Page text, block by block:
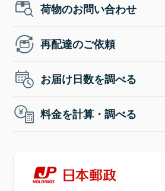
荷物のお問い合わせ
再配達のご依頼
お届け日数を調べる
料金を計算・調べる